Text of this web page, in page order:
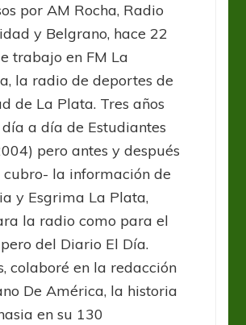
por AM Rocha, Radio
y Belgrano, hace 22
trabajo en FM La
la radio de deportes de
de La Plata. Tres años
a día de Estudiantes
pero antes y después
la información de
y Esgrima La Plata,
la radio como para el
del Diario El Día.
colaboré en la redacción
De América, la historia
en su 130